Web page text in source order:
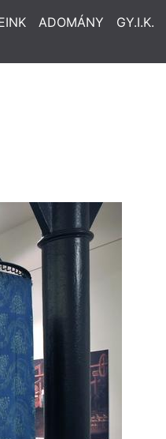
ADOMÁNY GY.I.K.